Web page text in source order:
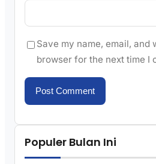
Save my name, email, and
browser for the next time I
Populer Bulan Ini